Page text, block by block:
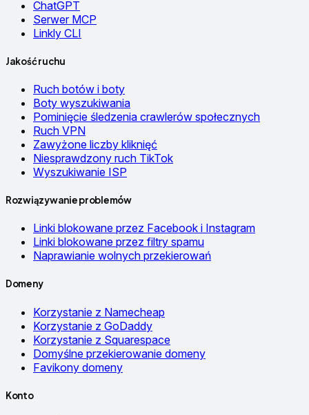
ChatGPT
Serwer MCP
Linkly CLI
Jakość ruchu
Ruch botów i boty
Boty wyszukiwania
Pominięcie śledzenia crawlerów społecznych
Ruch VPN
Zawyżone liczby kliknięć
Niesprawdzony ruch TikTok
Wyszukiwanie ISP
Rozwiązywanie problemów
Linki blokowane przez Facebook i Instagram
Linki blokowane przez filtry spamu
Naprawianie wolnych przekierowań
Domeny
Korzystanie z Namecheap
Korzystanie z GoDaddy
Korzystanie z Squarespace
Domyślne przekierowanie domeny
Favikony domeny
Konto